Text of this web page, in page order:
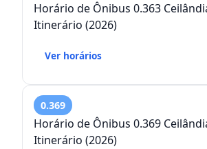
Horário de Ônibus 0.363
Itinerário (2026)
Ver horários
0.369
Horário de Ônibus 0.369
Itinerário (2026)